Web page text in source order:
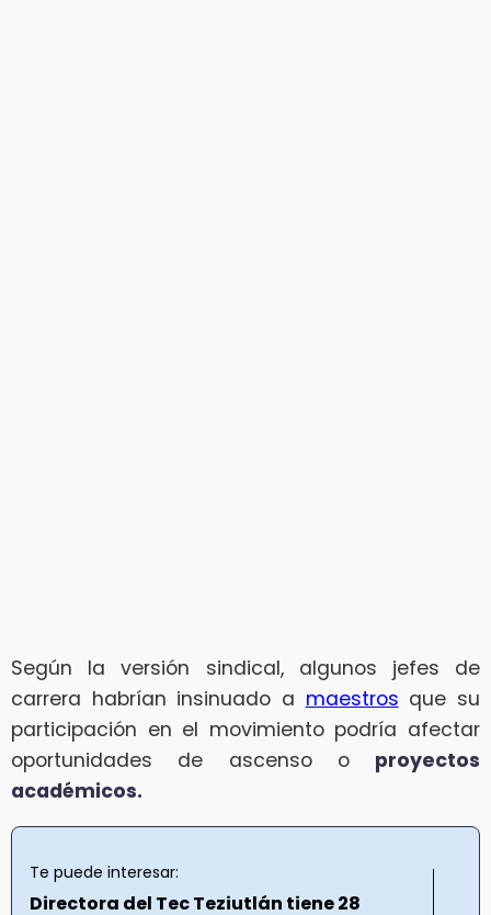
Según la versión sindical, algunos jefes de
carrera habrían insinuado a maestros que su
participación en el movimiento podría afectar
oportunidades de ascenso o proyectos
académicos.
Te puede interesar:
Directora del Tec Teziutlán tiene 28